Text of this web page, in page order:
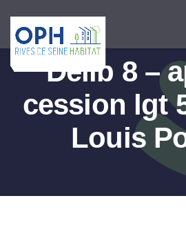
contenu
Délib 8 –
cession lgt
Louis